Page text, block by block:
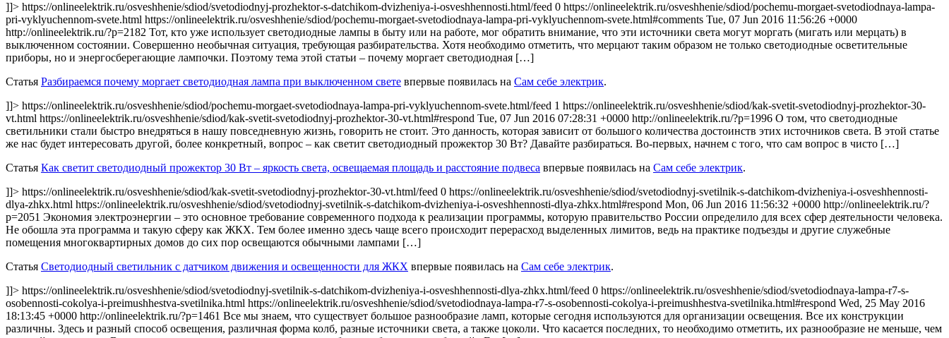
]]> https://onlineelektrik.ru/osveshhenie/sdiod/svetodiodnyj-prozhektor-s-datchikom-dvizheniya-i-osveshhennosti.html/feed 0 https://onlineelektrik.ru/osveshhenie/sdiod/pochemu-morgaet-svetodiodnaya-lampa-
pri-vyklyuchennom-svete.html https://onlineelektrik.ru/osveshhenie/sdiod/pochemu-morgaet-svetodiodnaya-lampa-pri-vyklyuchennom-svete.html#comments Tue, 07 Jun 2016 11:56:26 +0000
http://onlineelektrik.ru/?p=2182 Тот, кто уже использует светодиодные лампы в быту или на работе, мог обратить внимание, что эти источники света могут моргать (мигать или мерцать) в
выключенном состоянии. Совершенно необычная ситуация, требующая разбирательства. Хотя необходимо отметить, что мерцают таким образом не только светодиодные осветительные
приборы, но и энергосберегающие лампочки. Поэтому тема этой статьи – почему моргает светодиодная […]
Статья Разбираемся почему моргает светодиодная лампа при выключенном свете впервые появилась на Сам себе электрик.
]]> https://onlineelektrik.ru/osveshhenie/sdiod/pochemu-morgaet-svetodiodnaya-lampa-pri-vyklyuchennom-svete.html/feed 1 https://onlineelektrik.ru/osveshhenie/sdiod/kak-svetit-svetodiodnyj-prozhektor-30-
vt.html https://onlineelektrik.ru/osveshhenie/sdiod/kak-svetit-svetodiodnyj-prozhektor-30-vt.html#respond Tue, 07 Jun 2016 07:28:31 +0000 http://onlineelektrik.ru/?p=1996 О том, что светодиодные
светильники стали быстро внедряться в нашу повседневную жизнь, говорить не стоит. Это данность, которая зависит от большого количества достоинств этих источников света. В этой статье
же нас будет интересовать другой, более конкретный, вопрос – как светит светодиодный прожектор 30 Вт? Давайте разбираться. Во-первых, начнем с того, что сам вопрос в чисто […]
Статья Как светит светодиодный прожектор 30 Вт – яркость света, освещаемая площадь и расстояние подвеса впервые появилась на Сам себе электрик.
]]> https://onlineelektrik.ru/osveshhenie/sdiod/kak-svetit-svetodiodnyj-prozhektor-30-vt.html/feed 0 https://onlineelektrik.ru/osveshhenie/sdiod/svetodiodnyj-svetilnik-s-datchikom-dvizheniya-i-osveshhennosti-
dlya-zhkx.html https://onlineelektrik.ru/osveshhenie/sdiod/svetodiodnyj-svetilnik-s-datchikom-dvizheniya-i-osveshhennosti-dlya-zhkx.html#respond Mon, 06 Jun 2016 11:56:32 +0000 http://onlineelektrik.ru/?
p=2051 Экономия электроэнергии – это основное требование современного подхода к реализации программы, которую правительство России определило для всех сфер деятельности человека.
Не обошла эта программа и такую сферу как ЖКХ. Тем более именно здесь чаще всего происходит перерасход выделенных лимитов, ведь на практике подъезды и другие служебные
помещения многоквартирных домов до сих пор освещаются обычными лампами […]
Статья Светодиодный светильник с датчиком движения и освещенности для ЖКХ впервые появилась на Сам себе электрик.
]]> https://onlineelektrik.ru/osveshhenie/sdiod/svetodiodnyj-svetilnik-s-datchikom-dvizheniya-i-osveshhennosti-dlya-zhkx.html/feed 0 https://onlineelektrik.ru/osveshhenie/sdiod/svetodiodnaya-lampa-r7-s-
osobennosti-cokolya-i-preimushhestva-svetilnika.html https://onlineelektrik.ru/osveshhenie/sdiod/svetodiodnaya-lampa-r7-s-osobennosti-cokolya-i-preimushhestva-svetilnika.html#respond Wed, 25 May 2016
18:13:45 +0000 http://onlineelektrik.ru/?p=1461 Все мы знаем, что существует большое разнообразие ламп, которые сегодня используются для организации освещения. Все их конструкции
различны. Здесь и разный способ освещения, различная форма колб, разные источники света, а также цоколи. Что касается последних, то необходимо отметить, их разнообразие не меньше, чем